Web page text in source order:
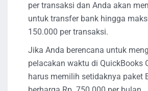
per transaksi dan Anda akan
untuk transfer bank hingga
150.000 per transaksi.
Jika Anda berencana untuk
pelacakan waktu di QuickBooks
harus memilih setidaknya paket